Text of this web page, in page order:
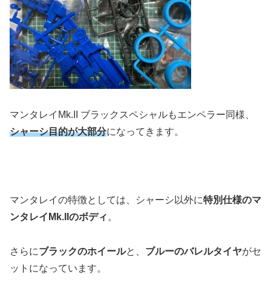
マンタレイMk.II ブラックスペシャルもエンペラー同様、
シャーシ目的が大部分になってきます。
マンタレイの特徴としては、シャーシ以外に特別仕様のマ
ンタレイMk.IIのボディ。
さらにブラックのホイールと、 ブルーのバレルタイヤがセ
ットになっています。